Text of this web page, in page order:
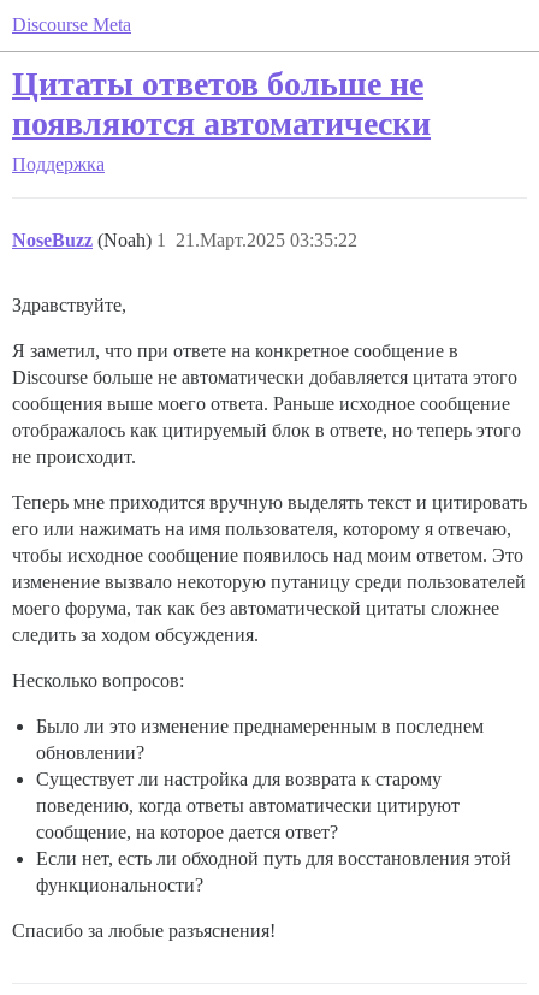
Discourse Meta
Цитаты ответов больше не
появляются автоматически
Поддержка
NoseBuzz (Noah) 21.Март.2025 03:35:22
1
Здравствуйте,
Я заметил, что при ответе на конкретное сообщение в
Discourse больше не автоматически добавляется цитата этого
сообщения выше моего ответа. Раньше исходное сообщение
отображалось как цитируемый блок в ответе, но теперь этого
не происходит.
Теперь мне приходится вручную выделять текст и цитировать
его или нажимать на имя пользователя, которому я отвечаю,
чтобы исходное сообщение появилось над моим ответом. Это
изменение вызвало некоторую путаницу среди пользователей
моего форума, так как без автоматической цитаты сложнее
следить за ходом обсуждения.
Несколько вопросов:
Было ли это изменение преднамеренным в последнем
обновлении?
Существует ли настройка для возврата к старому
поведению, когда ответы автоматически цитируют
сообщение, на которое дается ответ?
Если нет, есть ли обходной путь для восстановления этой
функциональности?
Спасибо за любые разъяснения!